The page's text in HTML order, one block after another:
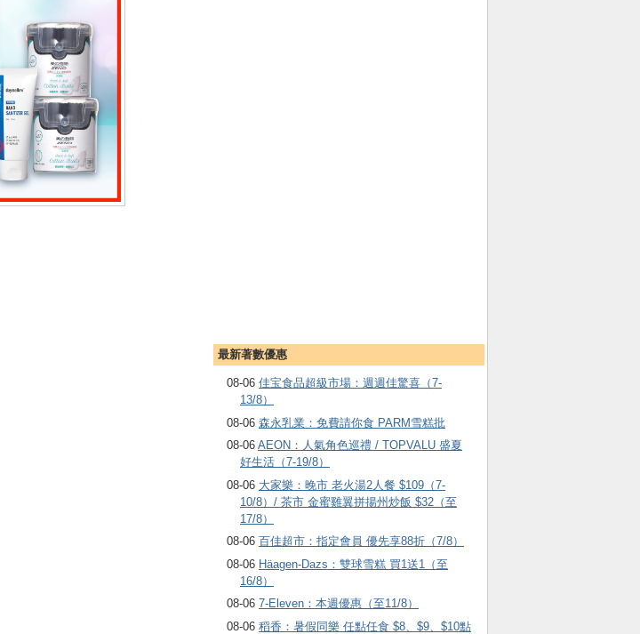
最新著數優惠
08-06 佳宝食品超級市場：週週佳驚喜（7-
13/8）
08-06 森永乳業：免費請你食 PARM雪糕批
08-06 AEON：人氣角色巡禮 / TOPVALU 盛夏
好生活（7-19/8）
08-06 大家樂：晚市 老火湯2人餐 $109（7-
10/8）/ 茶市 金蜜雞翼拼揚州炒飯 $32（至
17/8）
08-06 百佳超市：指定會員 優先享88折（7/8）
08-06 Häagen-Dazs ：雙球雪糕 買1送1（至
16/8）
08-06 7-Eleven：本週優惠（至11/8）
08-06 稻香：暑假同樂 任點任食 $8、$9、$10點